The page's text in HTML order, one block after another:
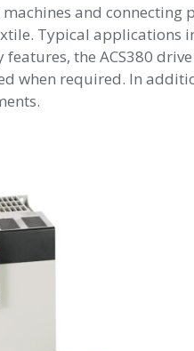
and
Typical applications
the ACS380
when required. In